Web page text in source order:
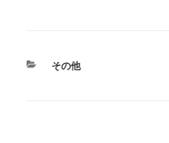
カ
その他